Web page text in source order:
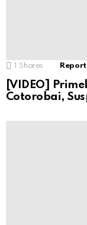
Shares
[VIDEO]
Cotorobai,